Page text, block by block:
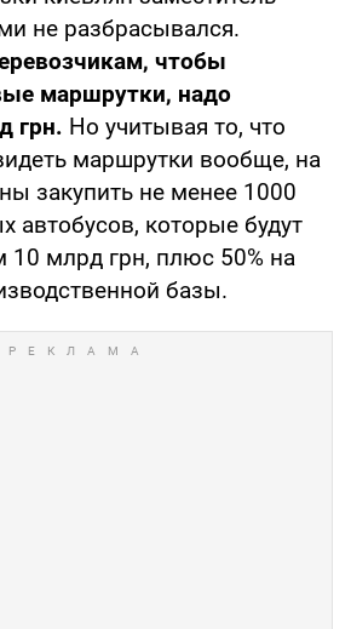
не разбрасывался.
чтобы
маршрутки, надо
грн. Но учитывая то, что
маршрутки вообще, на
закупить не менее 1000
автобусов, которые будут
10 млрд грн, плюс 50% на
базы.